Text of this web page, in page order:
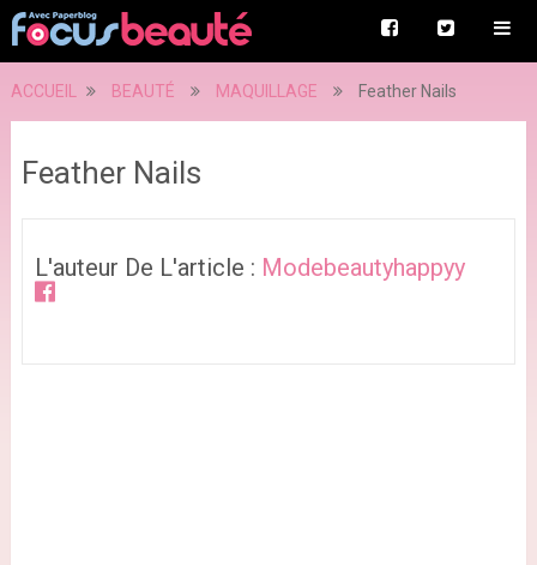
ACCUEIL BEAUTÉ MAQUILLAGE Feather Nails
Feather Nails
L'auteur De L'article : Modebeautyhappyy